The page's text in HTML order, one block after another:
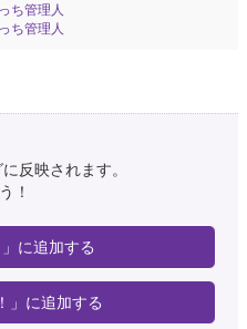
ち管理人
ち管理人
反映されます。
！
」に追加する
」に追加する